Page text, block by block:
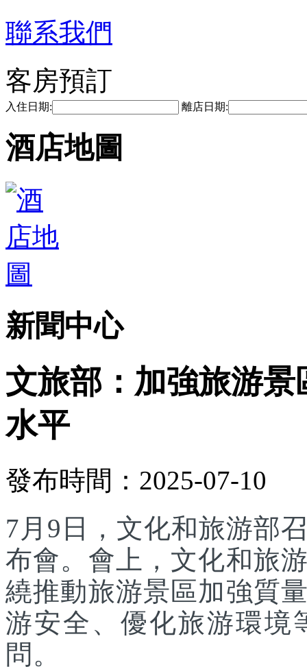
聯系我們
客房預訂
入住日期: 離店日期:
酒店地圖
新聞中心
文旅部：加強旅游
水平
發布時間：2025-07-10
7月9日，文化和旅游部
布會。會上，文化和旅
繞推動旅游景區加強質
游安全、優化旅游環境
問。